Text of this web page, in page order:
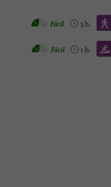
Caminata :
3 h.
Fácil
Trail :
1 h.
Fácil